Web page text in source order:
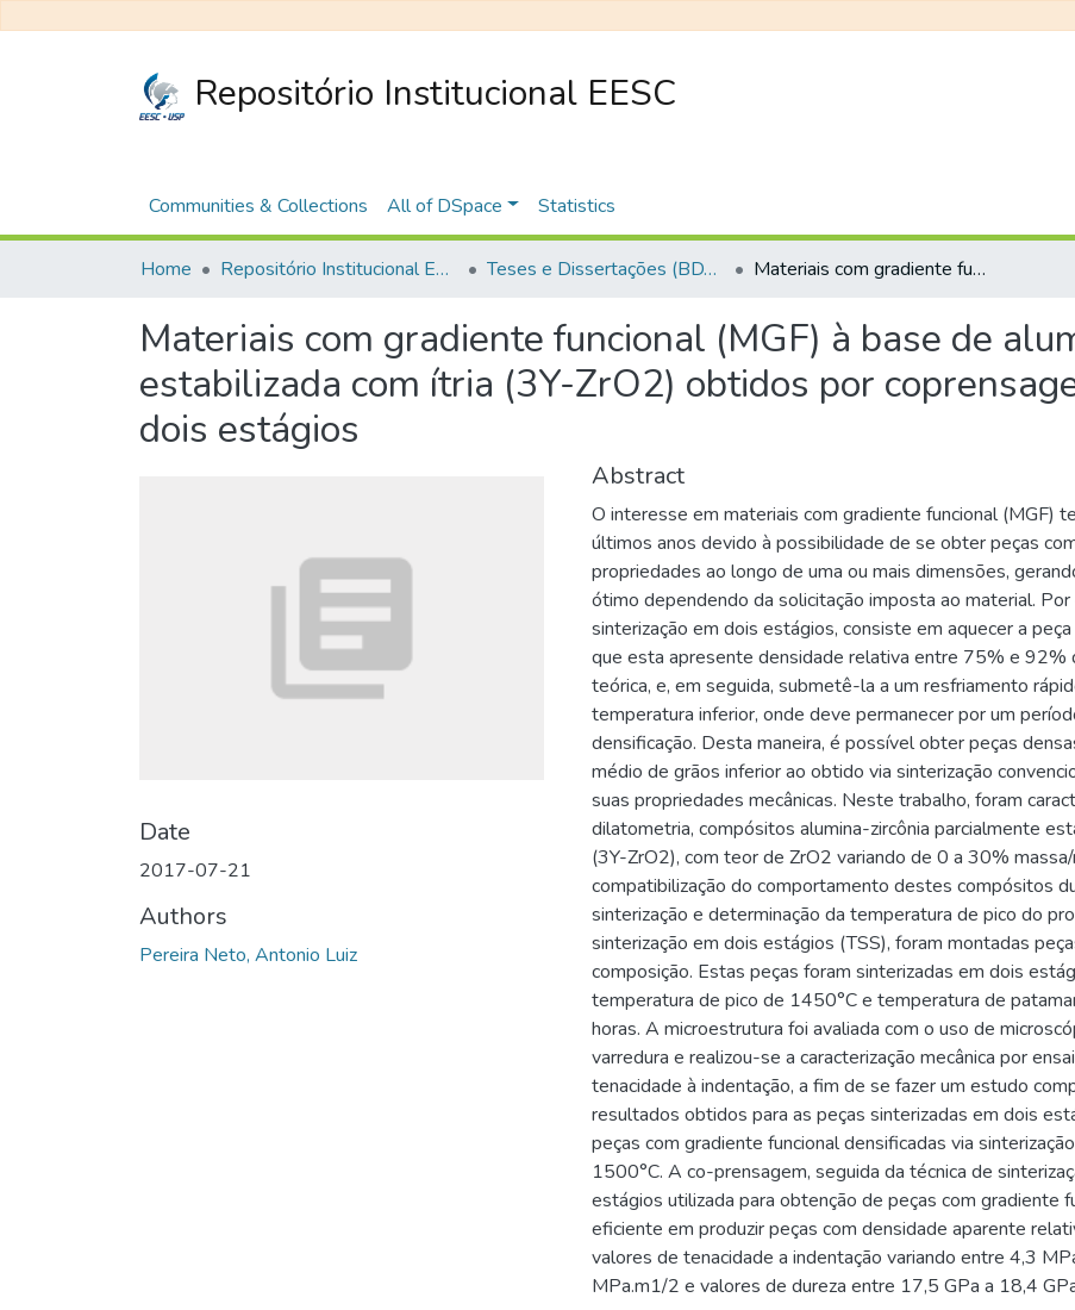
Repositório Institucional EESC
Communities & Collections All of DSpace Statistics
Home Repositório Institucional EESC Teses e Dissertações (BDTD USP) Materiais com gradiente funcional (MGF) à base de alumina (Al2O3) e zircônia estabilizada com ítria (3Y-ZrO2) obtidos por coprensagem e sinterização em dois estágios
Materiais com gradiente funcional (MGF) à base de
estabilizada com ítria (3Y-ZrO2) obtidos por
dois estágios
Date
2017-07-21
Authors
Pereira Neto, Antonio Luiz
Abstract
O interesse em materiais com gradiente funcional (MGF)
últimos anos devido à possibilidade de se obter peças
propriedades ao longo de uma ou mais dimensões,
ótimo dependendo da solicitação imposta ao material. Por
sinterização em dois estágios, consiste em aquecer a
que esta apresente densidade relativa entre 75% e 92%
teórica, e, em seguida, submetê-la a um resfriamento
temperatura inferior, onde deve permanecer por um
densificação. Desta maneira, é possível obter peças
médio de grãos inferior ao obtido via sinterização
suas propriedades mecânicas. Neste trabalho, foram
dilatometria, compósitos alumina-zircônia parcialmente
(3Y-ZrO2), com teor de ZrO2 variando de 0 a 30%
compatibilização do comportamento destes compósitos
sinterização e determinação da temperatura de pico do
sinterização em dois estágios (TSS), foram montadas
composição. Estas peças foram sinterizadas em dois
temperatura de pico de 1450°C e temperatura de
horas. A microestrutura foi avaliada com o uso de
varredura e realizou-se a caracterização mecânica por
tenacidade à indentação, a fim de se fazer um estudo
resultados obtidos para as peças sinterizadas em dois
peças com gradiente funcional densificadas via
1500°C. A co-prensagem, seguida da técnica de
estágios utilizada para obtenção de peças com gradiente
eficiente em produzir peças com densidade aparente
valores de tenacidade a indentação variando entre 4,3
MPa.m1/2 e valores de dureza entre 17,5 GPa a 18,4